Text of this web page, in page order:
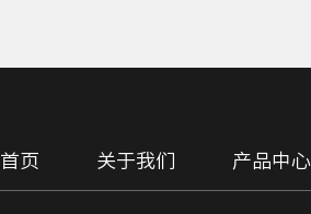
首页 关于我们 产品中心